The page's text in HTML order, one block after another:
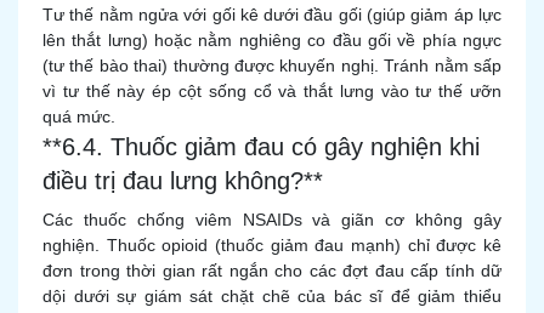
Tư thế nằm ngửa với gối kê dưới đầu gối (giúp giảm áp lực
lên thắt lưng) hoặc nằm nghiêng co đầu gối về phía ngực
(tư thế bào thai) thường được khuyến nghị. Tránh nằm sấp
vì tư thế này ép cột sống cổ và thắt lưng vào tư thế ưỡn
quá mức.
**6.4. Thuốc giảm đau có gây nghiện khi
điều trị đau lưng không?**
Các thuốc chống viêm NSAIDs và giãn cơ không gây
nghiện. Thuốc opioid (thuốc giảm đau mạnh) chỉ được kê
đơn trong thời gian rất ngắn cho các đợt đau cấp tính dữ
dội dưới sự giám sát chặt chẽ của bác sĩ để giảm thiểu